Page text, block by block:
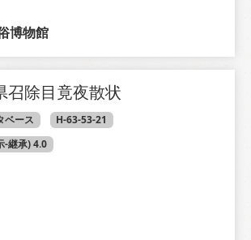
博物館
召除目竟夜散状
ベース
H-63-53-21
-継承) 4.0